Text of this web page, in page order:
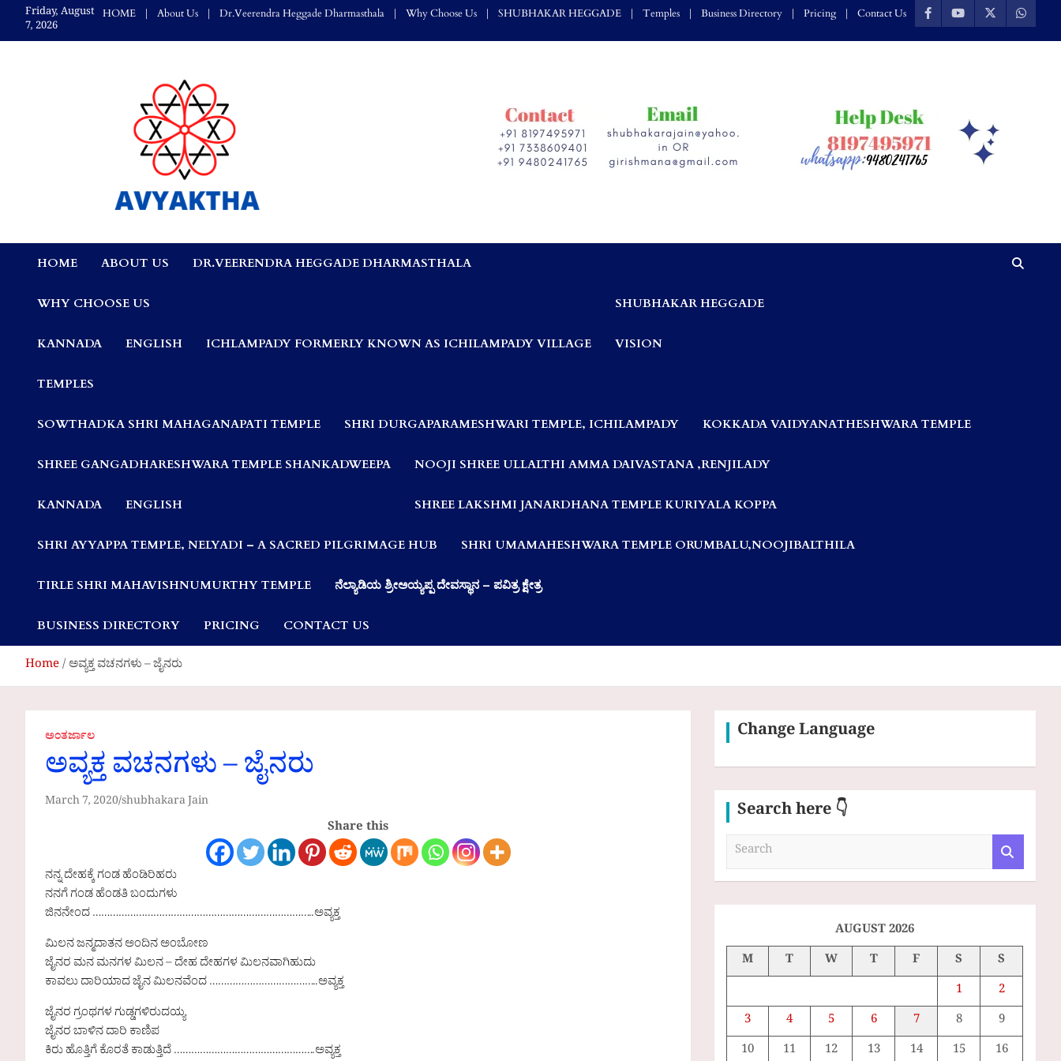
content
Friday, August
7, 2026
HOME About Us Dr.Veerendra Heggade Dharmasthala Why Choose Us SHUBHAKAR HEGGADE Temples Business Directory Pricing Contact Us
Avyaktha Bulletin:
Connecting Temples,
Professionals, &
Communities
HOME ABOUT US DR.VEERENDRA HEGGADE DHARMASTHALA
WHY CHOOSE US
KANNADA ENGLISH ICHLAMPADY FORMERLY KNOWN AS ICHILAMPADY VILLAGE
SHUBHAKAR HEGGADE
VISION
TEMPLES
SOWTHADKA SHRI MAHAGANAPATI TEMPLE SHRI DURGAPARAMESHWARI TEMPLE, ICHILAMPADY KOKKADA VAIDYANATHESHWARA TEMPLE
SHREE GANGADHARESHWARA TEMPLE SHANKADWEEPA
KANNADA ENGLISH
NOOJI SHREE ULLALTHI AMMA DAIVASTANA ,RENJILADY
SHREE LAKSHMI JANARDHANA TEMPLE KURIYALA KOPPA
SHRI AYYAPPA TEMPLE, NELYADI – A SACRED PILGRIMAGE HUB SHRI UMAMAHESHWARA TEMPLE ORUMBALU,NOOJIBALTHILA
TIRLE SHRI MAHAVISHNUMURTHY TEMPLE ನೆಲ್ಯಾಡಿಯ ಶ್ರೀಅಯ್ಯಪ್ಪ ದೇವಸ್ಥಾನ – ಪವಿತ್ರ ಕ್ಷೇತ್ರ
BUSINESS DIRECTORY PRICING CONTACT US
Home ಅವ್ಯಕ್ತ ವಚನಗಳು – ಜೈನರು
ಅಂತರ್ಜಾಲ
ಅವ್ಯಕ್ತ ವಚನಗಳು – ಜೈನರು
March 7, 2020shubhakara Jain
Share this
ನನ್ನ ದೇಹಕ್ಕೆ ಗಂಡ ಹೆಂಡಿರಿಹರು
ನನಗೆ ಗಂಡ ಹೆಂಡತಿ ಬಂದುಗಳು
ಜಿನನೇಂದ …………………………………………………………………..ಅವ್ಯಕ್ತ
ಮಿಲನ ಜನ್ಮದಾತನ ಅಂದಿನ ಅಂಬೋಣ
ಜೈನರ ಮನ ಮನಗಳ ಮಿಲನ – ದೇಹ ದೇಹಗಳ ಮಿಲನವಾಗಿಹುದು
ಕಾವಲು ದಾರಿಯಾದ ಜೈನ ಮಿಲನವೆಂದ ………………………………..ಅವ್ಯಕ್ತ
ಜೈನರ ಗ್ರಂಥಗಳ ಗುಡ್ಡಗಳಿರುದಯ್ಯ
ಜೈನರ ಬಾಳಿನ ದಾರಿ ಕಾಣಿಪ
ಕಿರು ಹೊತ್ತಿಗೆ ಕೊರತೆ ಕಾಡುತ್ತಿದೆ ………………………………………….ಅವ್ಯಕ್ತ
Change Language
Search here 👇
a
AUGUST 2026
M
T W T F S
S
1
2
3
4 5 6 7 8
9
10
11 12 13 14 15 16